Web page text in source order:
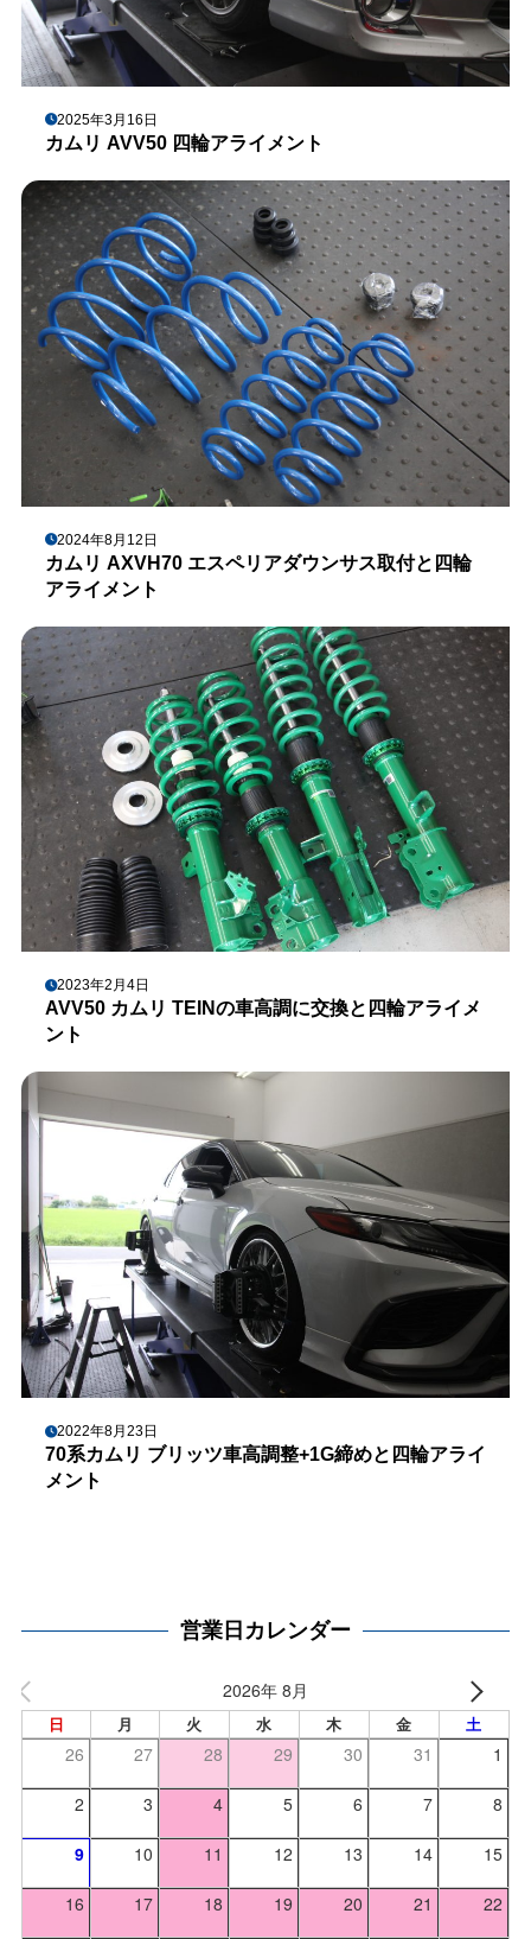
2025年3月16日
カムリ AVV50 四輪アライメント
2024年8月12日
カムリ AXVH70 エスペリアダウンサス取付と四輪
アライメント
2023年2月4日
AVV50 カムリ TEINの車高調に交換と四輪アライメ
ント
2022年8月23日
70系カムリ ブリッツ車高調整+1G締めと四輪アライ
メント
営業日カレンダー
2026年 8月
日 月 火 水 木 金 土
26 27 28 29 30 31 1
2 3 4 5 6 7 8
9 10 11 12 13 14 15
16 17 18 19 20 21 22